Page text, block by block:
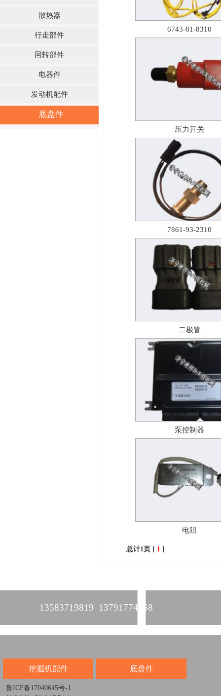
散热器
行走部件
回转部件
电器件
发动机配件
底盘件
6743-81-8310
压力开关
7861-93-2310
二极管
泵控制器
电阻
总计1页 [ 1 ]
13583719819 13791774458
挖掘机配件 底盘件
鲁ICP备17040645号-1